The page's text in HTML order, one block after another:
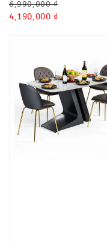
Regular
price
6,990,000 ₫
Sale
4,190,000 ₫